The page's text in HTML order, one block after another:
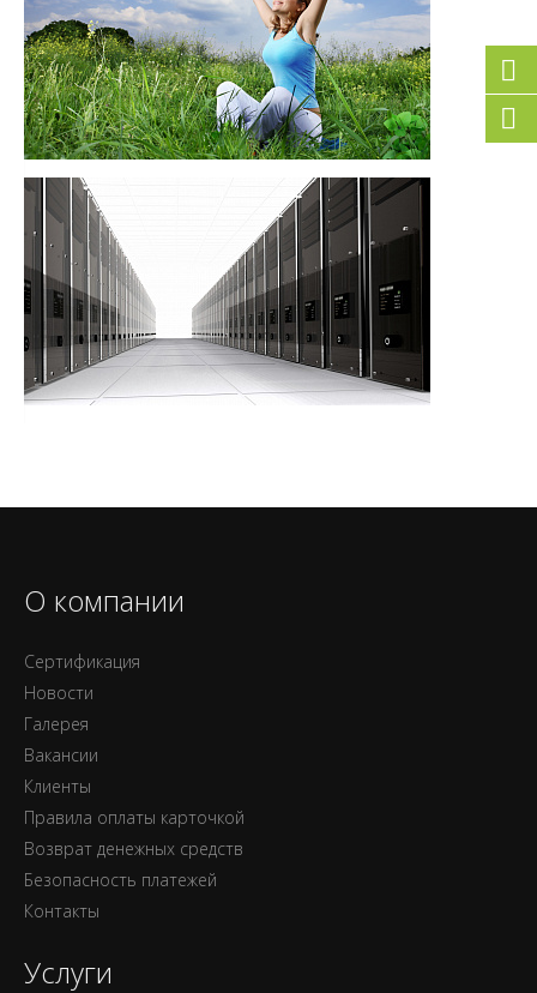
О компании
Сертификация
Новости
Галерея
Вакансии
Клиенты
Правила оплаты карточкой
Возврат денежных средств
Безопасность платежей
Контакты
Услуги